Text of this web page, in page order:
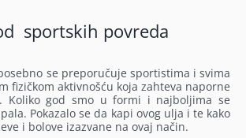
sportskih povreda
se preporučuje sportistima i svima
fizičkom aktivnošću koja zahteva naporne
Koliko god smo u formi i najboljima se
Pokazalo se da kapi ovog ulja i te kako
i bolove izazvane na ovaj način.